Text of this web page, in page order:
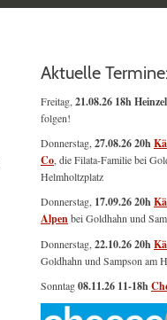
Aktuelle
Freitag, 21.08.26 18h
folgen!
Donnerstag, 27.08.26 20h
Co , die Filata-Familie bei
Helmholtzplatz
Donnerstag, 17.09.26 20h
Alpenbei Goldhahn und
Donnerstag, 22.10.26 20h
Goldhahn und Sampson am
Sonntag08.11.26 11-18h